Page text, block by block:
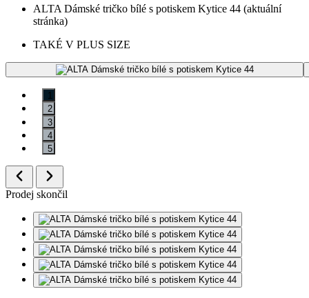
ALTA Dámské tričko bílé s potiskem Kytice 44 (aktuální
stránka)
TAKÉ V PLUS SIZE
1
2
3
4
5
Prodej skončil